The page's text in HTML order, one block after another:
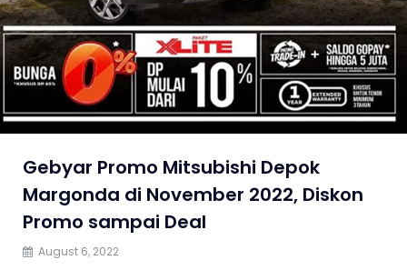
Gebyar Promo Mitsubishi Depok
Margonda di November 2022, Diskon
Promo sampai Deal
August 6, 2022